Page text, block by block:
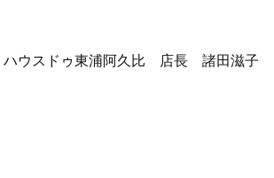
ウスドゥ東浦阿久比 店長 諸田滋子